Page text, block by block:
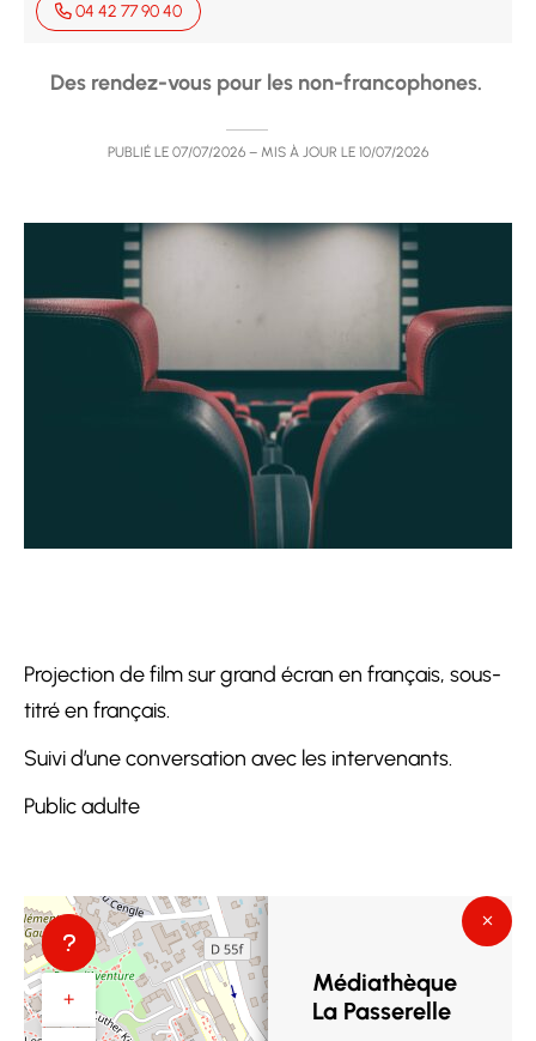
04 42 77 90 40
Des rendez-vous pour les non-francophones.
PUBLIÉ LE 07/07/2026 – MIS À JOUR LE 10/07/2026
Projection de film sur grand écran en français, sous-
titré en français.
Suivi d’une conversation avec les intervenants.
Public adulte
+
Médiathèque
La Passerelle